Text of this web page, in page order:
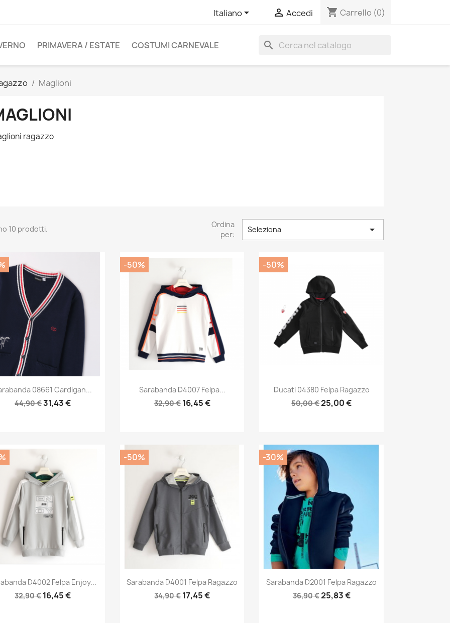
Italiano  Accedi shopping_cart Carrello (0)
PRIMAVERA / ESTATE COSTUMI CARNEVALE search
Maglioni
ragazzo
10 prodotti.
Ordina
per:
Seleziona 
Anteprima
08661 Cardigan...
44,90 €31,43 €
Anteprima
Sarabanda D4007 Felpa...
32,90 € 16,45 €
-50%
Anteprima
Ducati 04380 Felpa Ragazzo
50,00 €25,00 €
-50%
Anteprima
D4002 Felpa Enjoy...
32,90 €16,45 €
Anteprima
Sarabanda D4001 Felpa Ragazzo
34,90 €17,45 €
-50%
Anteprima
Sarabanda D2001 Felpa Ragazzo
36,90 €25,83 €
-30%